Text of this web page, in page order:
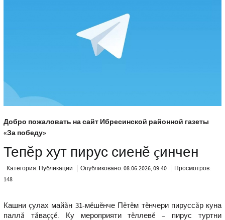
Добро пожаловать на сайт Ибресинской районной газеты
«За победу»
Тепĕр хут пирус сиенĕ çинчен
Категория: Публикации Опубликовано: 08.06.2026, 09:40
Просмотров:
148
Кашни çулах майăн 31-мĕшĕнче Пĕтĕм тĕнчери пируссăр куна
паллă тăваççĕ. Ку мероприяти тĕллевĕ – пирус туртни